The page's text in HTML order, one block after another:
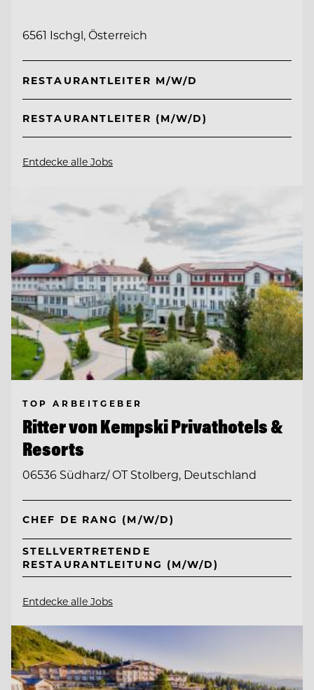
6561 Ischgl, Österreich
RESTAURANTLEITER M/W/D
RESTAURANTLEITER (M/W/D)
Entdecke alle Jobs
TOP ARBEITGEBER
Ritter von Kempski Privathotels &
Resorts
06536 Südharz/ OT Stolberg, Deutschland
CHEF DE RANG (M/W/D)
STELLVERTRETENDE
RESTAURANTLEITUNG (M/W/D)
Entdecke alle Jobs